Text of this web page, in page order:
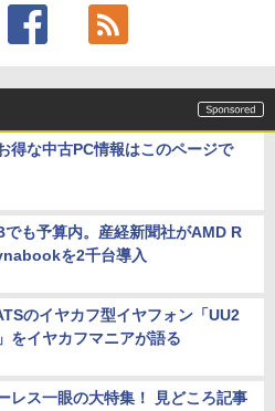
得な中古PC情報はこのページで
でも予算内。産経新聞社がAMD R
を2千台導入
のイヤカフ型イヤフォン「UU2
をイヤカフマニアが語る
レス一眼の大特集！ 見どころ記事